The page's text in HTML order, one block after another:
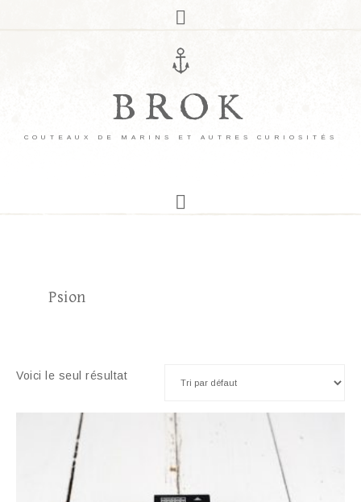
BROK
COUTEAUX DE MARINS ET AUTRES CURIOSITÉS
Psion
Voici le seul résultat